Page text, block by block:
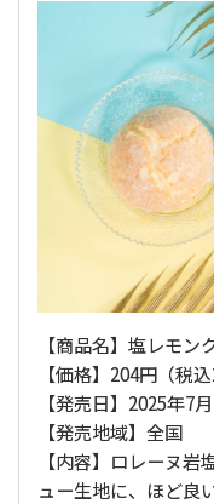
【商品名】塩レモン
【価格】204円（税込
【発売日】2025年7
【発売地域】全国
【内容】ロレーヌ
ュー生地に、ほど良